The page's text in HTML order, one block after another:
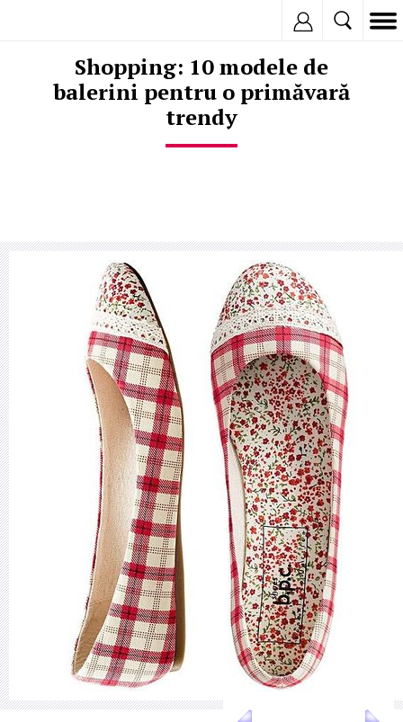
Shopping: 10 modele de
balerini pentru o primăvară
trendy